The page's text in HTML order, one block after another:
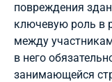
повреждения
ключевую роль в
между
в него
занимающейся